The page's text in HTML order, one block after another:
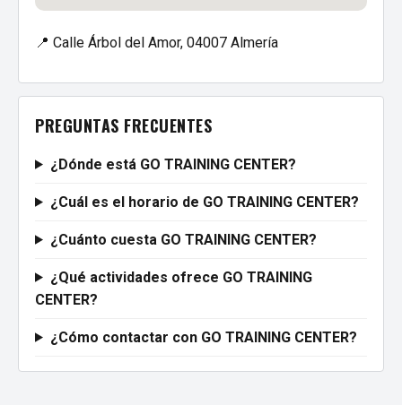
📍 Calle Árbol del Amor, 04007 Almería
PREGUNTAS FRECUENTES
¿Dónde está GO TRAINING CENTER?
¿Cuál es el horario de GO TRAINING CENTER?
¿Cuánto cuesta GO TRAINING CENTER?
¿Qué actividades ofrece GO TRAINING
CENTER?
¿Cómo contactar con GO TRAINING CENTER?